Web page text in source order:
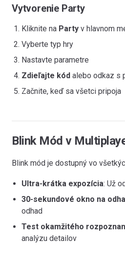
Vytvorenie Party
Kliknite na Party v hlavnom
Vyberte typ hry
Nastavte parametre
Zdieľajte kód alebo odkaz s
Začnite, keď sa všetci pripoja
Blink Mód v
Blink mód je dostupný vo
Ultra-krátka expozícia: Už
30-sekundové okno na
odhad
Test okamžitého
analýzu detailov